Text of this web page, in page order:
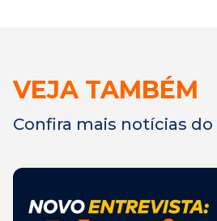
VEJA TAMBÉM
Confira mais notícias do